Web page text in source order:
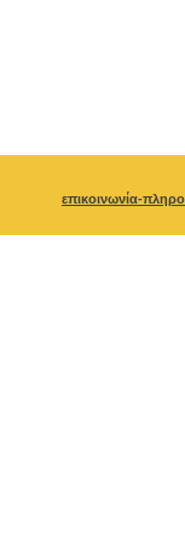
επικοινωνία-